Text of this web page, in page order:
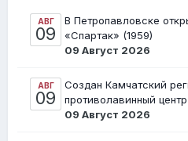
АВГ
09
В Петропавловске
«Спартак» (1959)
09 Август 2026
АВГ
09
Создан Камчатский
противолавинный
09 Август 2026